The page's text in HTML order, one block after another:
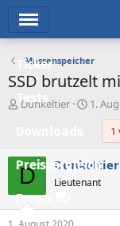
Ticker
Tests
Preisvergleich
Forum
Massenspeicher
SSD brutzelt
E
e
e
r
Dunkeltier
E
e
l
1.
1
D Dunkeltier
Lieutenant